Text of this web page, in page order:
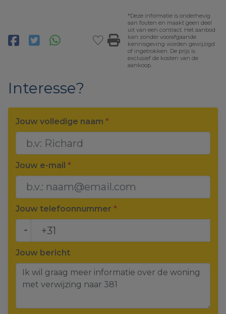
*Deze informatie is onderhevig
aan fouten en maakt geen deel
uit van een contract. Het aanbod
kan zonder voorafgaande
kennisgeving worden gewijzigd
of ingetrokken. De prijs is
exclusief de kosten van de
aankoop.
Interesse?
Jouw volledige naam *
Jouw e-mail *
Jouw telefoonnummer *
Jouw bericht